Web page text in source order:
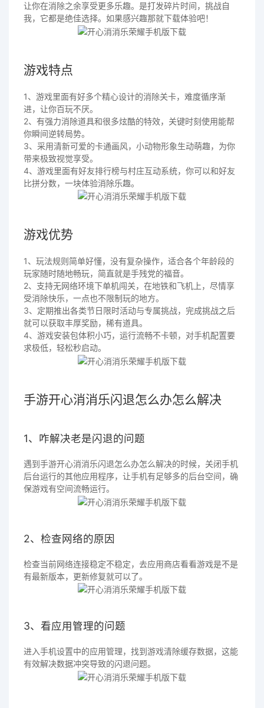
让你在消除之余享受更多乐趣。是打发碎片时间，挑战自
我，它都是绝佳选择。如果感兴趣那就下载体验吧！
游戏特点
1、游戏里面有好多个精心设计的消除关卡，难度循序渐
进，让你百玩不厌。
2、有强力消除道具和很多炫酷的特效，关键时刻使用能帮
你瞬间逆转局势。
3、采用清新可爱的卡通画风，小动物形象生动萌趣，为你
带来极致视觉享受。
4、游戏里面有好友排行榜与村庄互动系统，你可以和好友
比拼分数，一块体验消除乐趣。
游戏优势
1、玩法规则简单好懂，没有复杂操作，适合各个年龄段的
玩家随时随地畅玩，简直就是手残党的福音。
2、支持无网络环境下单机闯关，在地铁和飞机上，尽情享
受消除快乐，一点也不限制玩的地方。
3、定期推出各类节日限时活动与专属挑战，完成挑战之后
就可以获取丰厚奖励，稀有道具。
4、游戏安装包体积小巧，运行流畅不卡顿，对手机配置要
求极低，轻松秒启动。
手游开心消消乐闪退怎么办怎么解决
1、咋解决老是闪退的问题
遇到手游开心消消乐闪退怎么办怎么解决的时候，关闭手机
后台运行的其他应用程序，让手机有足够多的后台空间，确
保游戏有空间流畅运行。
2、检查网络的原因
检查当前网络连接稳定不稳定，去应用商店看看游戏是不是
有最新版本，更新修复就可以了。
3、看应用管理的问题
进入手机设置中的应用管理，找到游戏清除缓存数据，这能
有效解决数据冲突导致的闪退问题。